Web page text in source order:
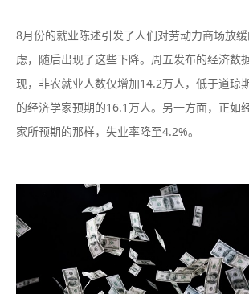
8月份的就业陈述引发了人们对劳动力商场放
虑，随后出现了这些下降。周五发布的经济数
现，非农就业人数仅增加14.2万人，低于道琼
的经济学家预期的16.1万人。另一方面，正如
家所预期的那样，失业率降至4.2%。